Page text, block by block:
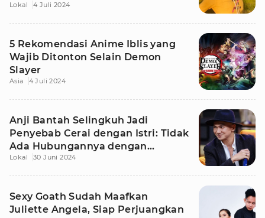
Lokal 4 Juli 2024
5 Rekomendasi Anime Iblis yang
Wajib Ditonton Selain Demon
Slayer
Asia 4 Juli 2024
Anji Bantah Selingkuh Jadi
Penyebab Cerai dengan Istri: Tidak
Ada Hubungannya dengan
Siapapun
Lokal 30 Juni 2024
Sexy Goath Sudah Maafkan
Juliette Angela, Siap Perjuangkan